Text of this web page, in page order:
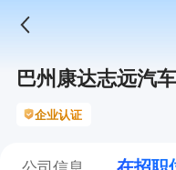
巴州康达志远汽
企业认证